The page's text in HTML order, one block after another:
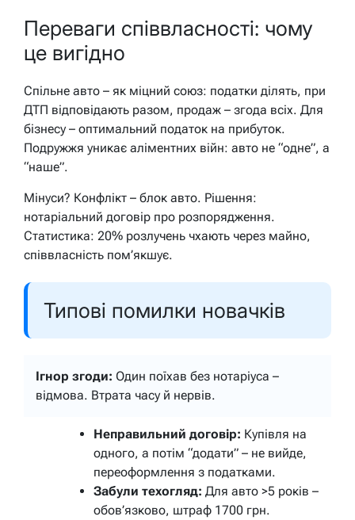
Переваги співвласності: чому
це вигідно
Спільне авто – як міцний союз: податки ділять, при
ДТП відповідають разом, продаж – згода всіх. Для
бізнесу – оптимальний податок на прибуток.
Подружжя уникає аліментних війн: авто не “одне”, а
“наше”.
Мінуси? Конфлікт – блок авто. Рішення:
нотаріальний договір про розпорядження.
Статистика: 20% розлучень чхають через майно,
співвласність пом’якшує.
Типові помилки новачків
Ігнор згоди: Один поїхав без нотаріуса –
відмова. Втрата часу й нервів.
Неправильний договір: Купівля на
одного, а потім “додати” – не вийде,
переоформлення з податками.
Забули техогляд: Для авто >5 років –
обов’язково, штраф 1700 грн.